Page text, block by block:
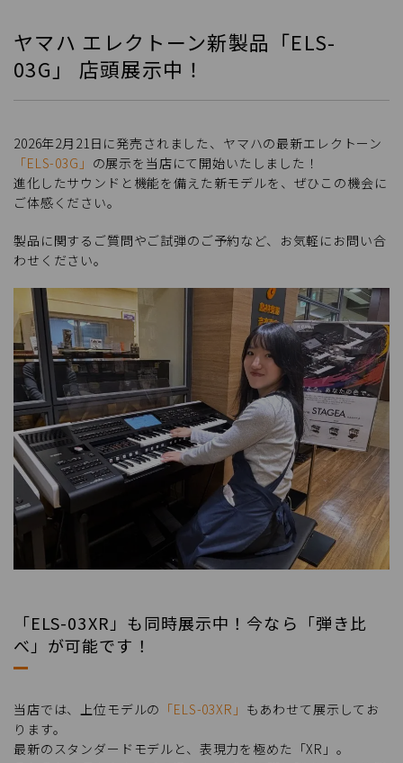
ヤマハ エレクトーン新製品「ELS-
03G」 店頭展示中！
2026年2月21日に発売されました、ヤマハの最新エレクトーン
「ELS-03G」 の展示を当店にて開始いたしました！
進化したサウンドと機能を備えた新モデルを、ぜひこの機会に
ご体感ください。
製品に関するご質問やご試弾のご予約など、お気軽にお問い合
わせください。
「ELS-03XR」も同時展示中！今なら「弾き比
べ」が可能です！
当店では、上位モデルの 「ELS-03XR」 もあわせて展示してお
ります。
最新のスタンダードモデルと、表現力を極めた「XR」。